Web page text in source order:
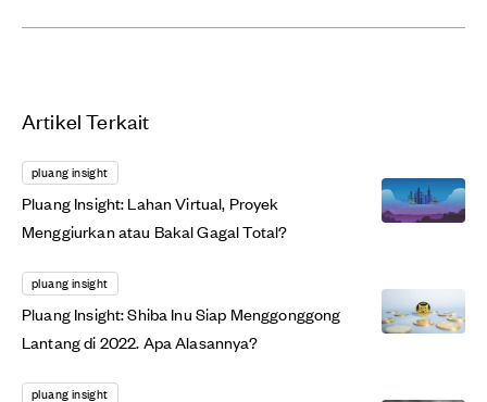
Artikel Terkait
pluang insight
Pluang Insight: Lahan Virtual, Proyek
Menggiurkan atau Bakal Gagal Total?
pluang insight
Pluang Insight: Shiba Inu Siap Menggonggong
Lantang di 2022. Apa Alasannya?
pluang insight